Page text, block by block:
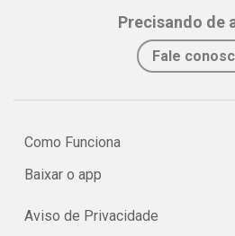
No e-book "Prof. explica!” Química
serão vistos os principais pontos
Precisando de
Fale
Como Funciona
Baixar o app
Aviso de Privacidade